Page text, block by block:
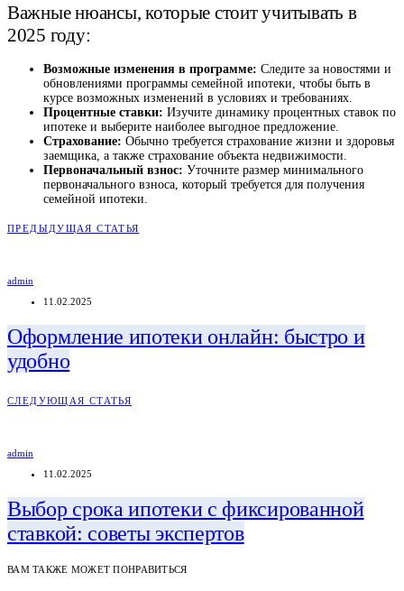
Важные нюансы, которые стоит учитывать в
2025 году:
Возможные изменения в программе: Следите за новостями и
обновлениями программы семейной ипотеки, чтобы быть в
курсе возможных изменений в условиях и требованиях.
Процентные ставки: Изучите динамику процентных ставок по
ипотеке и выберите наиболее выгодное предложение.
Страхование: Обычно требуется страхование жизни и здоровья
заемщика, а также страхование объекта недвижимости.
Первоначальный взнос: Уточните размер минимального
первоначального взноса, который требуется для получения
семейной ипотеки.
ПРЕДЫДУЩАЯ СТАТЬЯ
admin
11.02.2025
Оформление ипотеки онлайн: быстро и
удобно
СЛЕДУЮЩАЯ СТАТЬЯ
admin
11.02.2025
Выбор срока ипотеки с фиксированной
ставкой: советы экспертов
ВАМ ТАКЖЕ МОЖЕТ ПОНРАВИТЬСЯ